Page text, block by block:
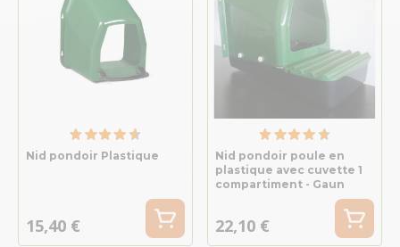
Nid pondoir Plastique
15,40 €
Nid pondoir poule en
plastique avec cuvette 1
compartiment - Gaun
22,10 €